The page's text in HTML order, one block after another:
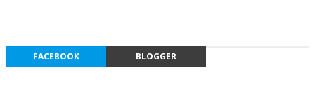
FACEBOOK BLOGGER